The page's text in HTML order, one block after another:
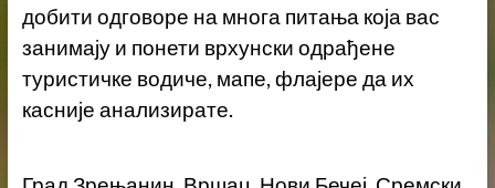
добити одговоре на многа питања која вас
занимају и понети врхунски одрађене
туристичке водиче, мапе, флајере да их
касније анализирате.